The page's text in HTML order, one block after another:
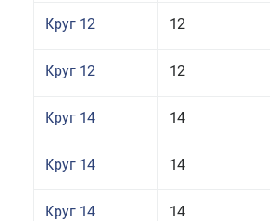
Круг 12 12
Круг 12 12
Круг 14 14
Круг 14 14
Круг 14 14